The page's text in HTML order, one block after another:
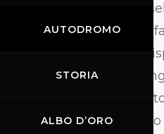
AUTODROMO
STORIA
ALBO D’ORO
preventiva di animali
tutela dell’ambiente e
sono state anche
uccelli migratori e
Inoltre, l'area del
adatta